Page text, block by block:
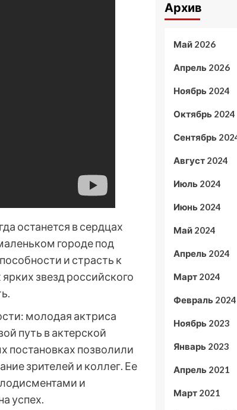
останется в сердцах
городе под
и страсть к
звезд российского
молодая актриса
путь в актерской
постановках позволили
зрителей и коллег. Ее
и
успех.
Архив
Май 2026
Апрель 2026
Ноябрь 2024
Октябрь 2024
Сентябрь
Август 2024
Июль 2024
Июнь 2024
Май 2024
Апрель 2024
Март 2024
Февраль 2024
Ноябрь 2023
Январь 2023
Апрель 2021
Март 2021